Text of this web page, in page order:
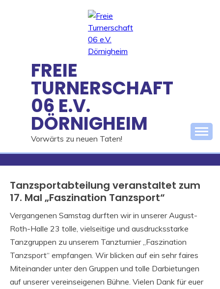
FREIE
TURNERSCHAFT
06 E.V.
DÖRNIGHEIM
Vorwärts zu neuen Taten!
Tanzsportabteilung veranstaltet zum
17. Mal „Faszination Tanzsport“
Vergangenen Samstag durften wir in unserer August-
Roth-Halle 23 tolle, vielseitige und ausdrucksstarke
Tanzgruppen zu unserem Tanzturnier „Faszination
Tanzsport“ empfangen. Wir blicken auf ein sehr faires
Miteinander unter den Gruppen und tolle Darbietungen
auf unserer vereinseigenen Bühne. Vielen Dank für euer